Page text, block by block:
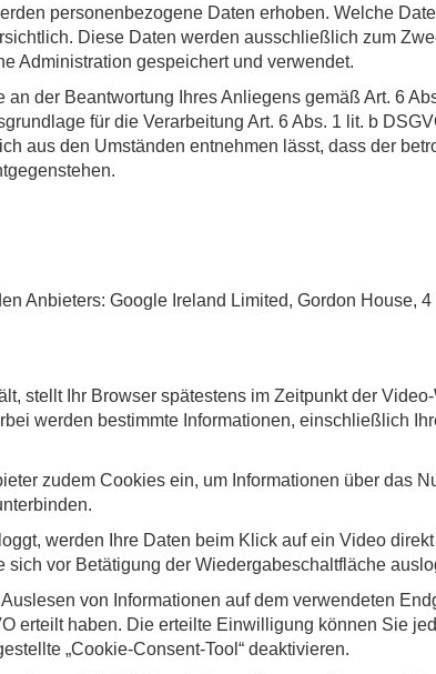
personenbezogene Daten erhoben. Welche
Diese Daten werden ausschließlich zum
Administration gespeichert und verwendet.
der Beantwortung Ihres Anliegens gemäß Art. 6
für die Verarbeitung Art. 6 Abs. 1 lit. b
aus den Umständen entnehmen lässt, dass der
Anbieters: Google Ireland Limited, Gordon House,
stellt Ihr Browser spätestens im Zeitpunkt der
werden bestimmte Informationen, einschließlich
zudem Cookies ein, um Informationen über das
werden Ihre Daten beim Klick auf ein Video
vor Betätigung der Wiedergabeschaltfläche
von Informationen auf dem verwendeten
erteilt haben. Die erteilte Einwilligung können Sie
„Cookie-Consent-Tool“ deaktivieren.